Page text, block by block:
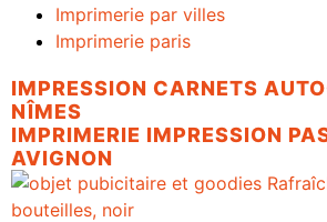
Imprimerie par villes
Imprimerie paris
IMPRESSION CARNETS
NÎMES
IMPRIMERIE IMPRESSION
AVIGNON